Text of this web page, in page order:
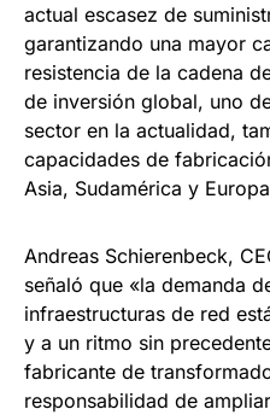
actual escasez de
garantizando una mayor
resistencia de la cadena
de inversión global, uno
sector en la actualidad,
capacidades de
Asia, Sudamérica y
Andreas Schierenbeck,
señaló que «la demanda
infraestructuras de red
y a un ritmo sin
fabricante de
responsabilidad de